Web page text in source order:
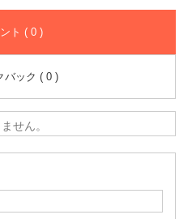
ト ( 0 )
バック ( 0 )
せん。